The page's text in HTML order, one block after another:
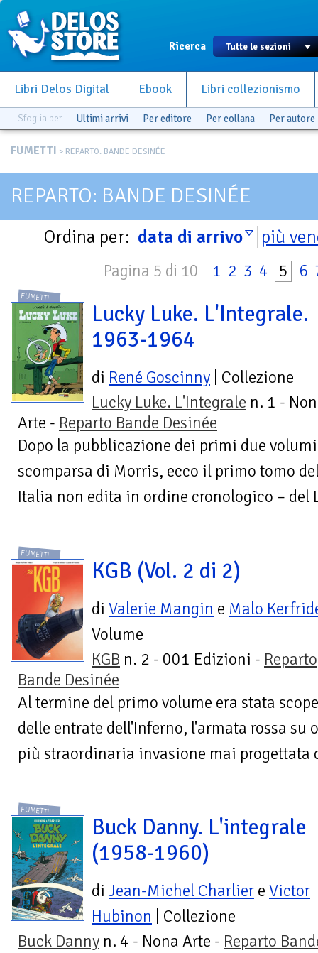
Ricerca
Libri Delos Digital Ebook Libri collezionismo
Sfoglia per Ultimi arrivi Per editore Per collana Per autore
FUMETTI > REPARTO: BANDE DESINÉE
REPARTO: BANDE DESINÉE
Ordina per: data di arrivo più
Pagina 5 di 10 1 2 3 4 5 6
FUMETTI
Lucky Luke. L'Integrale.
1963-1964
di René Goscinny | Collezione
Lucky Luke. L'Integrale n. 1 -
Arte - Reparto Bande Desinée
Dopo la pubblicazione dei primi due
scomparsa di Morris, ecco il primo tomo
Italia non edita in ordine cronologico – del
FUMETTI
KGB (Vol. 2 di 2)
di Valerie Mangin e Malo
Volume
KGB n. 2 - 001 Edizioni - Reparto
Bande Desinée
Al termine del primo volume era stata
delle entrate dell'Inferno, l'armata rossa su
più straordinaria invasione mai progettata
FUMETTI
Buck Danny. L'integrale
(1958-1960)
di Jean-Michel Charlier e Victor
Hubinon | Collezione
Buck Danny n. 4 - Nona Arte - Reparto